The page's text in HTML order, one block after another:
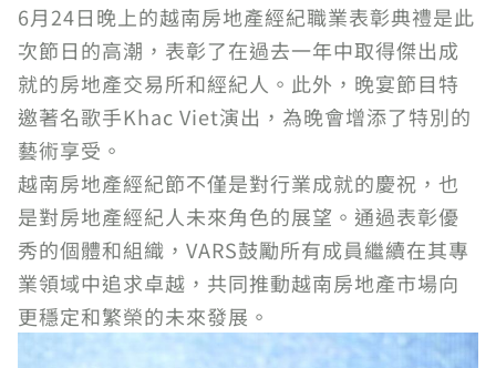
6月24日晚上的越南房地產經紀職業表彰典禮是此
次節日的高潮，表彰了在過去一年中取得傑出成
就的房地產交易所和經紀人。此外，晚宴節目特
邀著名歌手Khac Viet演出，為晚會增添了特別的
藝術享受。
越南房地產經紀節不僅是對行業成就的慶祝，也
是對房地產經紀人未來角色的展望。通過表彰優
秀的個體和組織，VARS鼓勵所有成員繼續在其專
業領域中追求卓越，共同推動越南房地產市場向
更穩定和繁榮的未來發展。